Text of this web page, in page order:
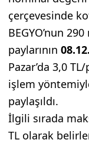
çerçevesinde
BEGYO’nun
paylarının
Pazar’da 3,0
işlem
paylaşıldı.
İlgili sırada
TL olarak